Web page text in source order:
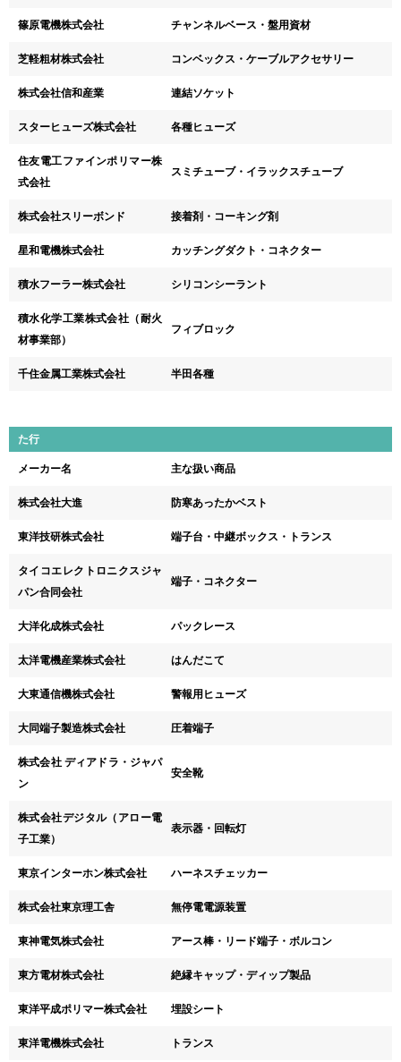
篠原電機株式会社 チャンネルベース・盤用資材
芝軽粗材株式会社 コンベックス・ケーブルアクセサリー
株式会社信和産業 連結ソケット
スターヒューズ株式会社 各種ヒューズ
住友電工ファインポリマー株
式会社
スミチューブ・イラックスチューブ
株式会社スリーボンド 接着剤・コーキング剤
星和電機株式会社 カッチングダクト・コネクター
積水フーラー株式会社 シリコンシーラント
積水化学工業株式会社（耐火
材事業部）
フィブロック
千住金属工業株式会社 半田各種
た行
メーカー名 主な扱い商品
株式会社大進 防寒あったかベスト
東洋技研株式会社 端子台・中継ボックス・トランス
タイコエレクトロニクスジャ
パン合同会社
端子・コネクター
大洋化成株式会社 パックレース
太洋電機産業株式会社 はんだこて
大東通信機株式会社 警報用ヒューズ
大同端子製造株式会社 圧着端子
株式会社 ディアドラ・ジャパ
ン
安全靴
株式会社デジタル（アロー電
子工業）
表示器・回転灯
東京インターホン株式会社 ハーネスチェッカー
株式会社東京理工舎 無停電電源装置
東神電気株式会社 アース棒・リード端子・ボルコン
東方電材株式会社 絶縁キャップ・ディップ製品
東洋平成ポリマー株式会社 埋設シート
東洋電機株式会社 トランス